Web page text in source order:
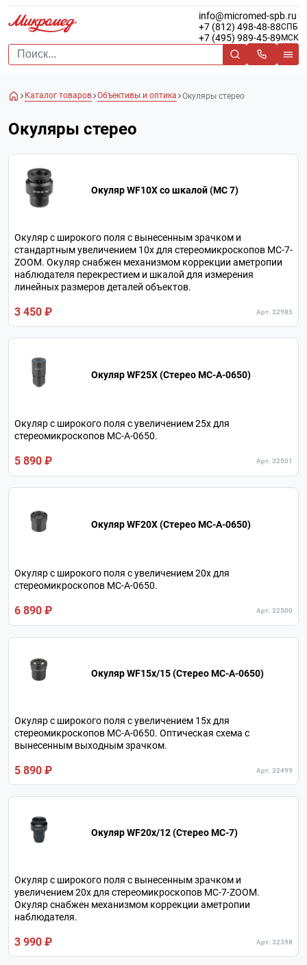
info@micromed-spb.ru
+7 (812) 498-48-88СПБ
+7 (495) 989-45-89 МСК
Каталог товаров Объективы и оптика Окуляры стерео
Окуляры стерео
Окуляр WF10X со шкалой (МС 7)
Окуляр c широкого поля с вынесенным зрачком и
стандартным увеличением 10х для стереомикроскопов МС-7-
ZOOM. Окуляр снабжен механизмом коррекции аметропии
наблюдателя перекрестием и шкалой для измерения
линейных размеров деталей объектов.
3 450 ₽ Арт. 32985
Окуляр WF25X (Стерео МС-А-0650)
Окуляр c широкого поля с увеличением 25х для
стереомикроскопов МС-А-0650.
5 890 ₽ Арт. 32501
Окуляр WF20X (Стерео МС-А-0650)
Окуляр c широкого поля с увеличением 20х для
стереомикроскопов МС-А-0650.
6 890 ₽ Арт. 32500
Окуляр WF15х/15 (Стерео МС-А-0650)
Окуляр c широкого поля с увеличением 15х для
стереомикроскопов МС-А-0650. Оптическая схема с
вынесенным выходным зрачком.
5 890 ₽ Арт. 32499
Окуляр WF20x/12 (Стерео MC-7)
Окуляр c широкого поля с вынесенным зрачком и
увеличением 20х для стереомикроскопов МС-7-ZOOM.
Окуляр снабжен механизмом коррекции аметропии
наблюдателя.
3 990 ₽ Арт. 32398